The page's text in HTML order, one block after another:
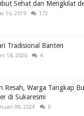
Sehat dan Mengkilat
16, 2019 173
Tradisional Banten
18, 2020 4
Resah, Warga Tangkap
di Sukaresmi
08, 2024 0